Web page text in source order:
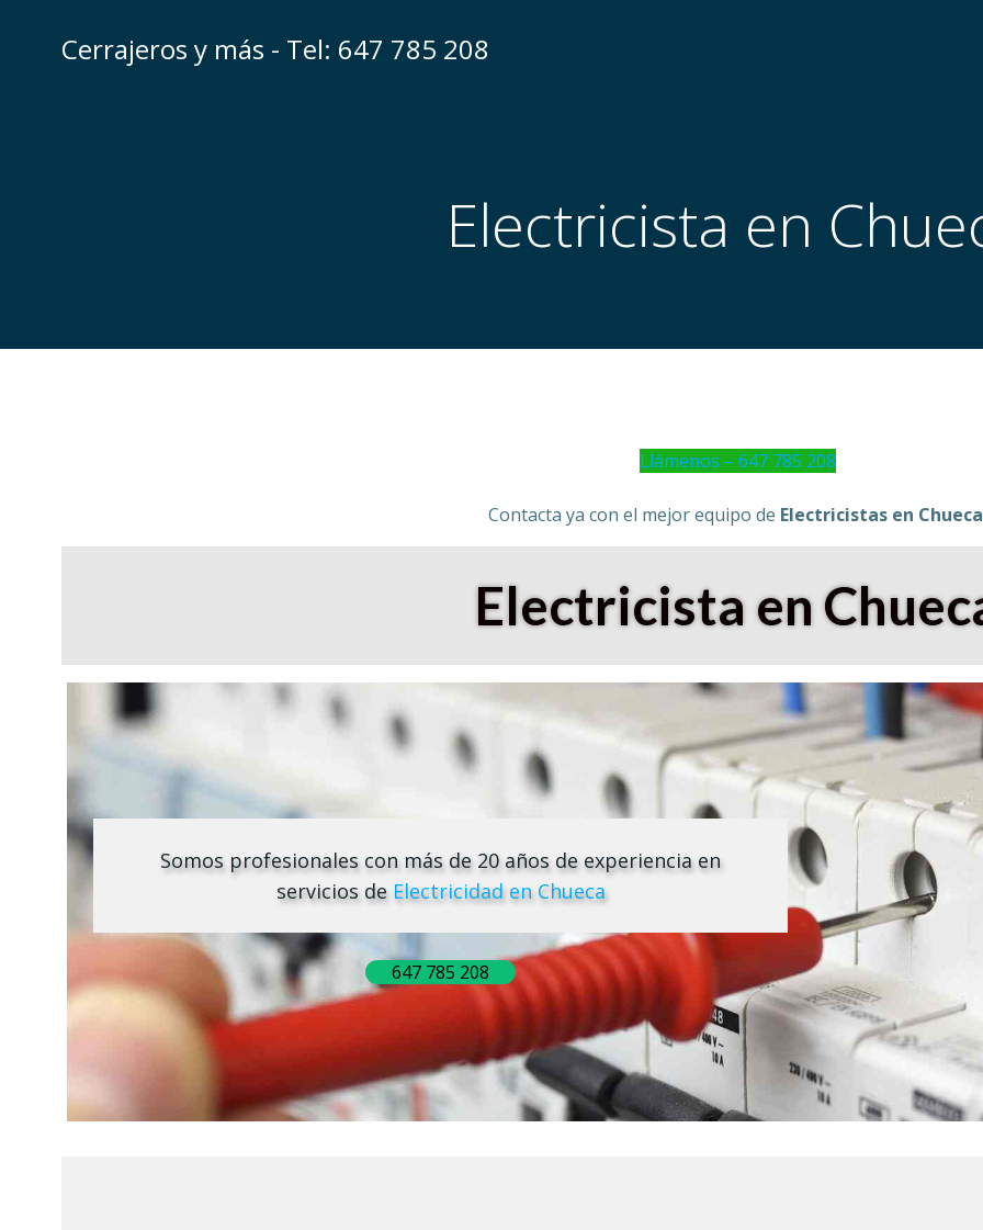
contenidoCerrajeros y más - Tel: 647 785 208
Electricista en
Llámenos – 647 785 208
Contacta ya con el mejor equipo de Electricistas en
Electricista en
Somos profesionales con más de 20 años de experiencia en
servicios de Electricidad en Chueca
647 785 208